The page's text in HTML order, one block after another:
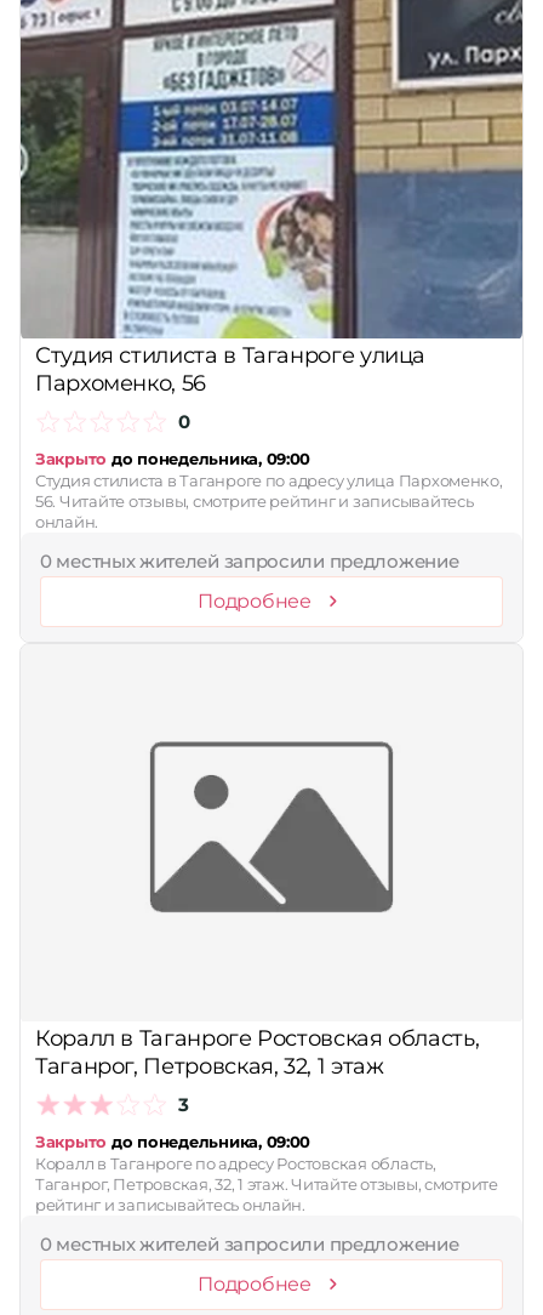
Студия стилиста в Таганроге улица
Пархоменко, 56
0
Закрыто до понедельника, 09:00
Студия стилиста в Таганроге по адресу улица Пархоменко,
56. Читайте отзывы, смотрите рейтинг и записывайтесь
онлайн.
0 местных жителей запросили предложение
Подробнее
Коралл в Таганроге Ростовская область,
Таганрог, Петровская, 32, 1 этаж
3
Закрыто до понедельника, 09:00
Коралл в Таганроге по адресу Ростовская область,
Таганрог, Петровская, 32, 1 этаж. Читайте отзывы, смотрите
рейтинг и записывайтесь онлайн.
0 местных жителей запросили предложение
Подробнее